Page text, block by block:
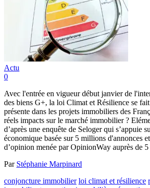
Actu
0
Avec l'entrée en vigueur début janvier de
des biens G+, la loi Climat et Résilience se
présente dans les projets immobiliers des
réels impacts sur le marché immobilier ?
d’après une enquête de Seloger qui s’appuie
économique basée sur 5 millions d'annonces
d’opinion menée par OpinionWay auprès de
Par Stéphanie Marpinard
conjoncture immobilier loi climat et résilience